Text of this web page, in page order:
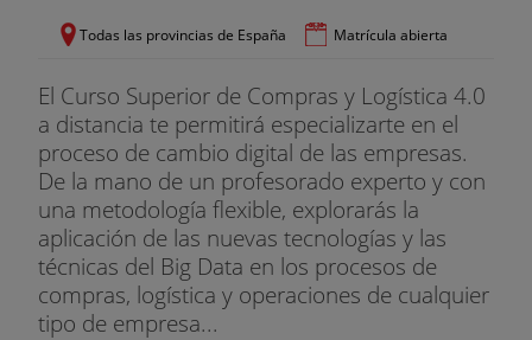
Unidad
Software de planificación y planificación
8. La expedición y el transporte de mercancías
Proceso de envío de mercancías
Recepción y preparación de pedidos
Todas las provincias de España Matrícula abierta
El Curso Superior de Compras y Logística 4.0
a distancia te permitirá especializarte en el
proceso de cambio digital de las empresas.
De la mano de un profesorado experto y con
una metodología flexible, explorarás la
aplicación de las nuevas tecnologías y las
técnicas del Big Data en los procesos de
compras, logística y operaciones de cualquier
tipo de empresa...